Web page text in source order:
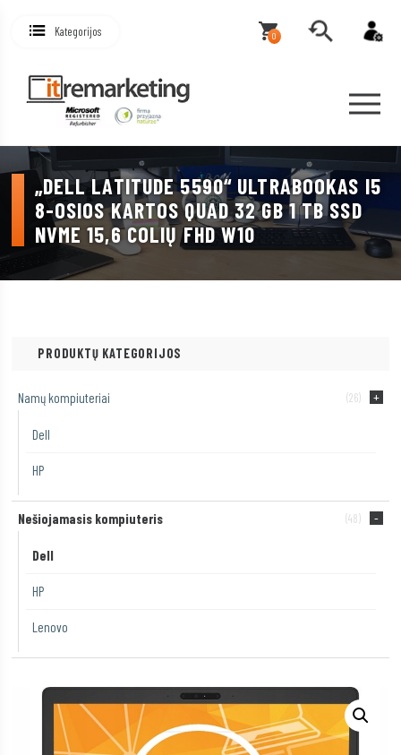
Kategorijos 0
„DELL LATITUDE 5590“ ULTRABOOKAS I5
8-OSIOS KARTOS QUAD 32 GB 1 TB SSD
NVME 15,6 COLIŲ FHD W10
PRODUKTŲ KATEGORIJOS
Namų kompiuteriai (26)
Dell
HP
Nešiojamasis kompiuteris (48)
Dell
HP
Lenovo